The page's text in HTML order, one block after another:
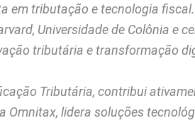
em tributação e tecnologia
Universidade de Colônia e
tributária e transformação
Tributária, contribui
Omnitax, lidera soluções